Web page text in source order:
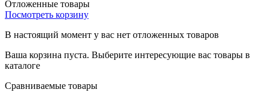
Отложенные товары
Посмотреть корзину
В настоящий момент у вас нет отложенных товаров
Ваша корзина пуста. Выберите интересующие вас товары в
каталоге
Сравниваемые товары